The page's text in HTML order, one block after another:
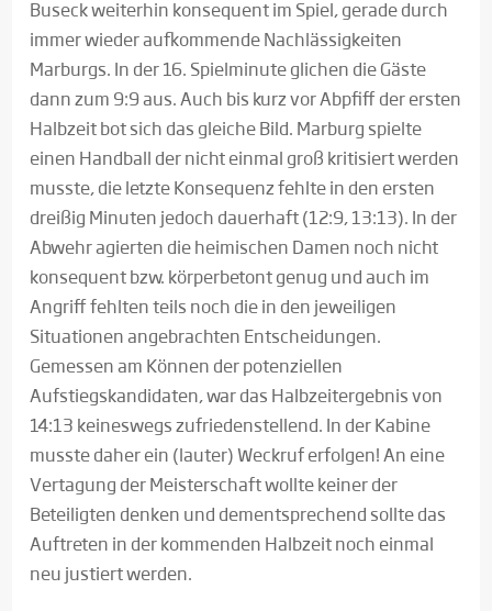
Buseck weiterhin konsequent im Spiel, gerade durch
immer wieder aufkommende Nachlässigkeiten
Marburgs. In der 16. Spielminute glichen die Gäste
dann zum 9:9 aus. Auch bis kurz vor Abpfiff der ersten
Halbzeit bot sich das gleiche Bild. Marburg spielte
einen Handball der nicht einmal groß kritisiert werden
musste, die letzte Konsequenz fehlte in den ersten
dreißig Minuten jedoch dauerhaft (12:9, 13:13). In der
Abwehr agierten die heimischen Damen noch nicht
konsequent bzw. körperbetont genug und auch im
Angriff fehlten teils noch die in den jeweiligen
Situationen angebrachten Entscheidungen.
Gemessen am Können der potenziellen
Aufstiegskandidaten, war das Halbzeitergebnis von
14:13 keineswegs zufriedenstellend. In der Kabine
musste daher ein (lauter) Weckruf erfolgen! An eine
Vertagung der Meisterschaft wollte keiner der
Beteiligten denken und dementsprechend sollte das
Auftreten in der kommenden Halbzeit noch einmal
neu justiert werden.